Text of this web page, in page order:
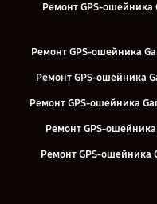
Ремонт GPS-ошейника
Ремонт GPS-ошейника
Ремонт GPS-ошейника
Ремонт GPS-ошейника
Ремонт GPS-ошейника
Ремонт GPS-ошейника